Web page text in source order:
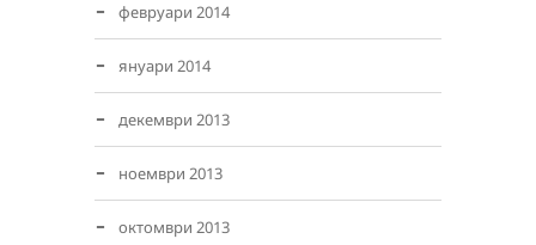
февруари 2014
януари 2014
декември 2013
ноември 2013
октомври 2013